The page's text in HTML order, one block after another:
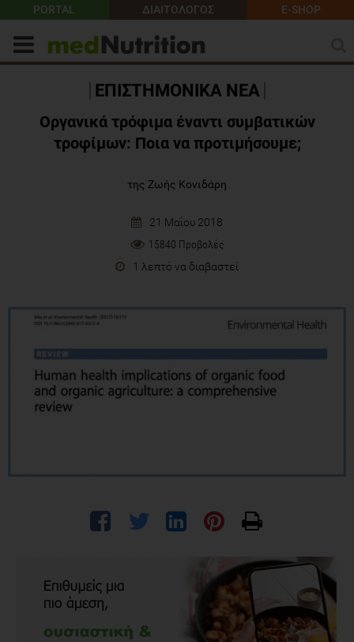
PORTAL ΔΙΑΙΤΟΛΟΓΟΣ E-SHOP
ΕΠΙΣΤΗΜΟΝΙΚΑ ΝΕΑ
Οργανικά τρόφιμα έναντι συμβατικών
τροφίμων: Ποια να προτιμήσουμε;
της Ζωής Κονιδάρη
21 Μαΐου 2018
15840 Προβολές
1 λεπτό να διαβαστεί